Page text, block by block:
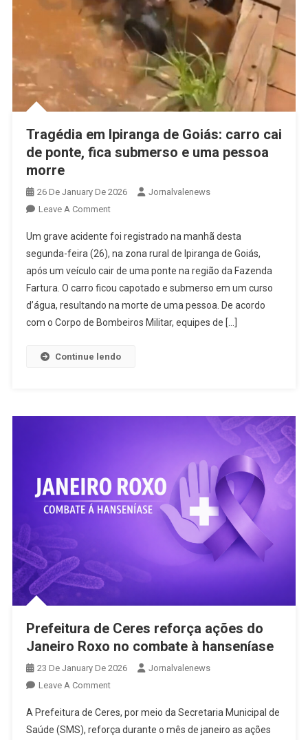
Tragédia em Ipiranga de Goiás: carro cai
de ponte, fica submerso e uma pessoa
morre
26 De January De 2026
Jornalvalenews
Leave A CommentOn
Em
Ipiranga
De
Goiás:
Carro
Cai
Ponte,
Uma
Um grave acidente foi registrado na manhã desta
segunda-feira (26), na zona rural de Ipiranga de Goiás,
após um veículo cair de uma ponte na região da Fazenda
Fartura. O carro ficou capotado e submerso em um curso
d’água, resultando na morte de uma pessoa. De acordo
com o Corpo de Bombeiros Militar, equipes de […]
Continue lendo
Prefeitura de Ceres reforça ações do
Janeiro Roxo no combate à hanseníase
23 De January De 2026
Jornalvalenews
Leave A CommentOn
De
Ceres
A Prefeitura de Ceres, por meio da Secretaria Municipal de
Saúde (SMS), reforça durante o mês de janeiro as ações